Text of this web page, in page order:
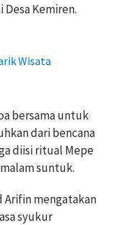
Kemiren.
Wisata
bersama untuk
dari bencana
diisi ritual Mepe
suntuk.
Arifin mengatakan
syukur